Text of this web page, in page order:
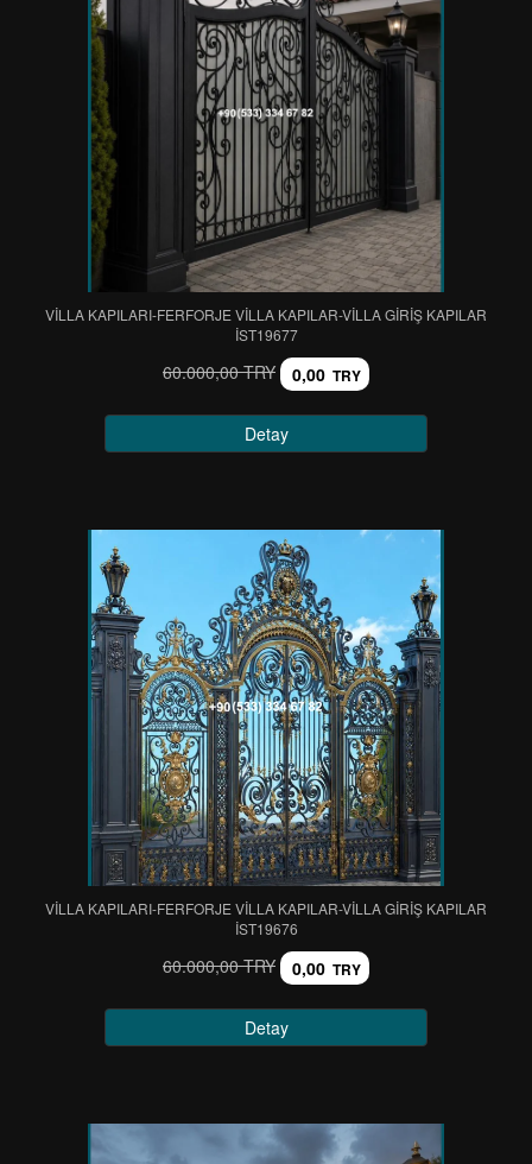
VİLLA KAPILARI-FERFORJE VİLLA KAPILAR-VİLLA GİRİŞ KAPILAR
IST19677
60.000,00 TRY 0,00 TRY
Detay
VİLLA KAPILARI-FERFORJE VİLLA KAPILAR-VİLLA GİRİŞ KAPILAR
IST19676
60.000,00 TRY 0,00 TRY
Detay